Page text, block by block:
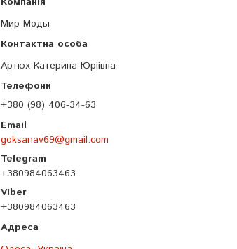
Мир Моды
Артюх Катерина Юріівна
+380 (98) 406-34-63
goksanav69@gmail.com
+380984063463
+380984063463